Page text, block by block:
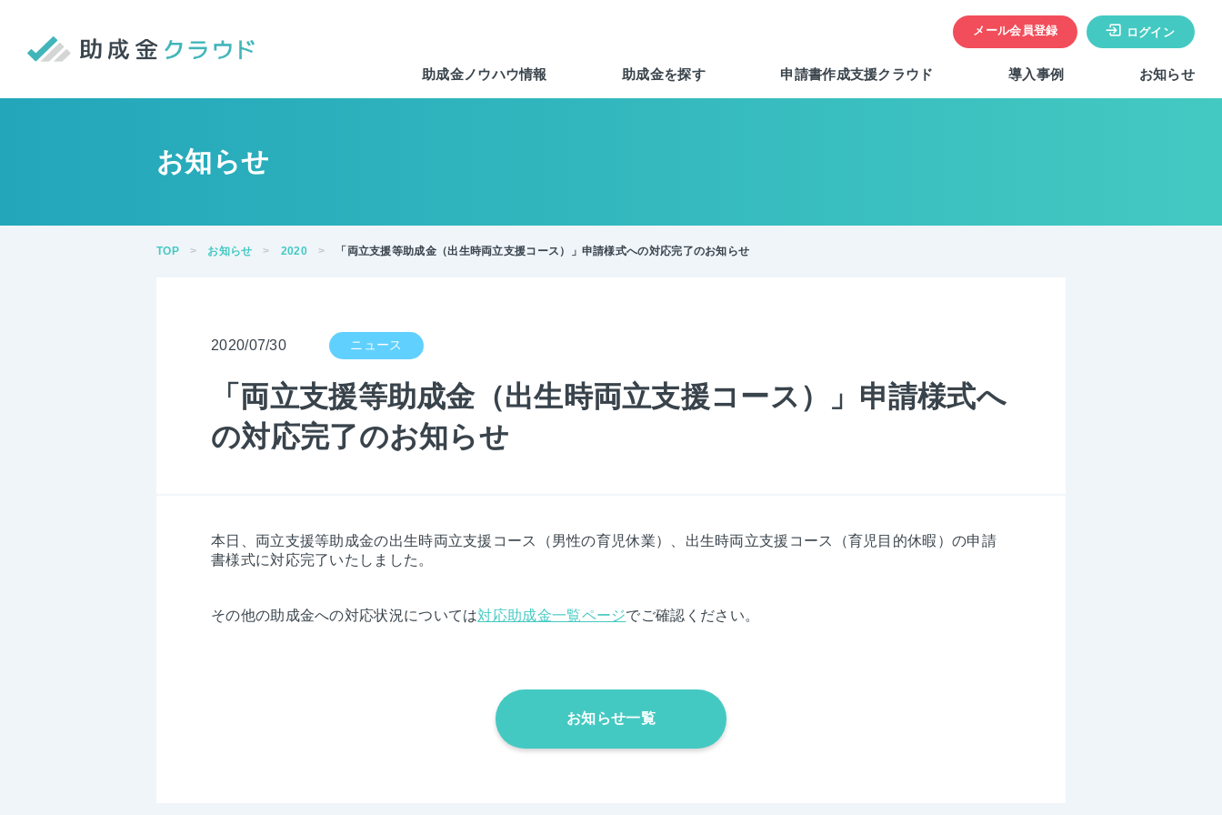
メール会員登録 ログイン
助成金ノウハウ情報 助成金を探す 申請書作成支援クラウド 導入事例 お知らせ
お知らせ
TOP お知らせ 2020 「両立支援等助成金（出生時両立支援コース）」申請様式への対応完了のお知らせ
2020/07/30
「両立支援等助成金（出生時両立支援コース）」申請様式へ
の対応完了のお知らせ
本日、両立支援等助成金の出生時両立支援コース（男性の育児休業）、出生時両立支援コース（育児目的休暇）の申請
書様式に対応完了いたしました。
その他の助成金への対応状況については対応助成金一覧ページでご確認ください。
お知らせ一覧